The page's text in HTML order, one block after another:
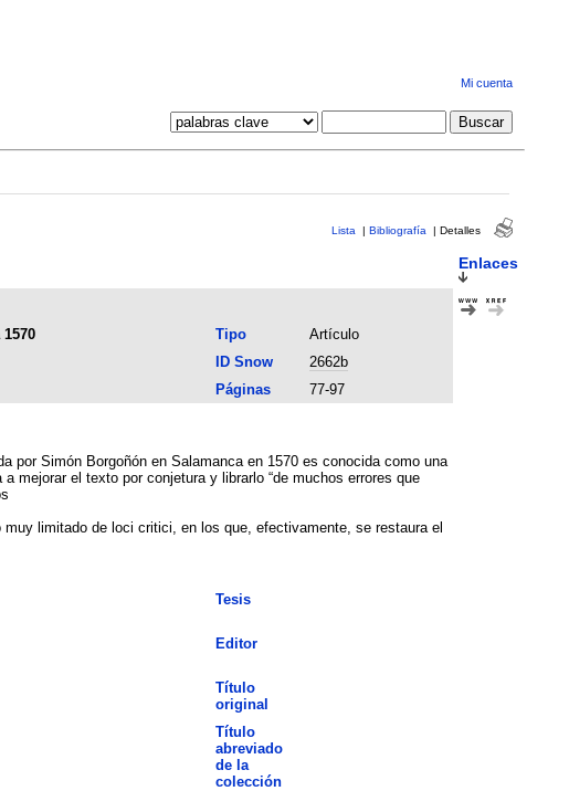
Mi cuenta
Lista | Bibliografía | Detalles
Enlaces
Tipo
Artículo
ID Snow
2662b
Páginas
77-97
por Simón Borgoñón en Salamanca en 1570 es conocida como una
mejorar el texto por conjetura y librarlo “de muchos errores que
limitado de loci critici, en los que, efectivamente, se restaura el
Tesis
Editor
Título
original
Título
abreviado
de la
colección